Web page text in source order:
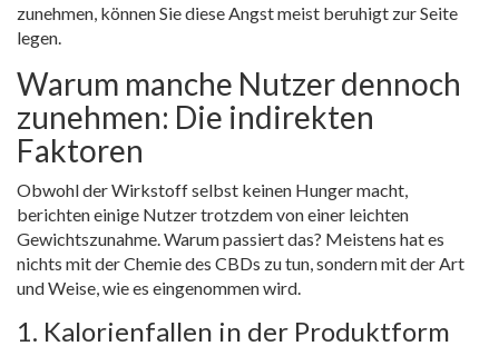
zunehmen, können Sie diese Angst meist beruhigt zur Seite
legen.
Warum manche Nutzer dennoch
zunehmen: Die indirekten
Faktoren
Obwohl der Wirkstoff selbst keinen Hunger macht,
berichten einige Nutzer trotzdem von einer leichten
Gewichtszunahme. Warum passiert das? Meistens hat es
nichts mit der Chemie des CBDs zu tun, sondern mit der Art
und Weise, wie es eingenommen wird.
1. Kalorienfallen in der Produktform